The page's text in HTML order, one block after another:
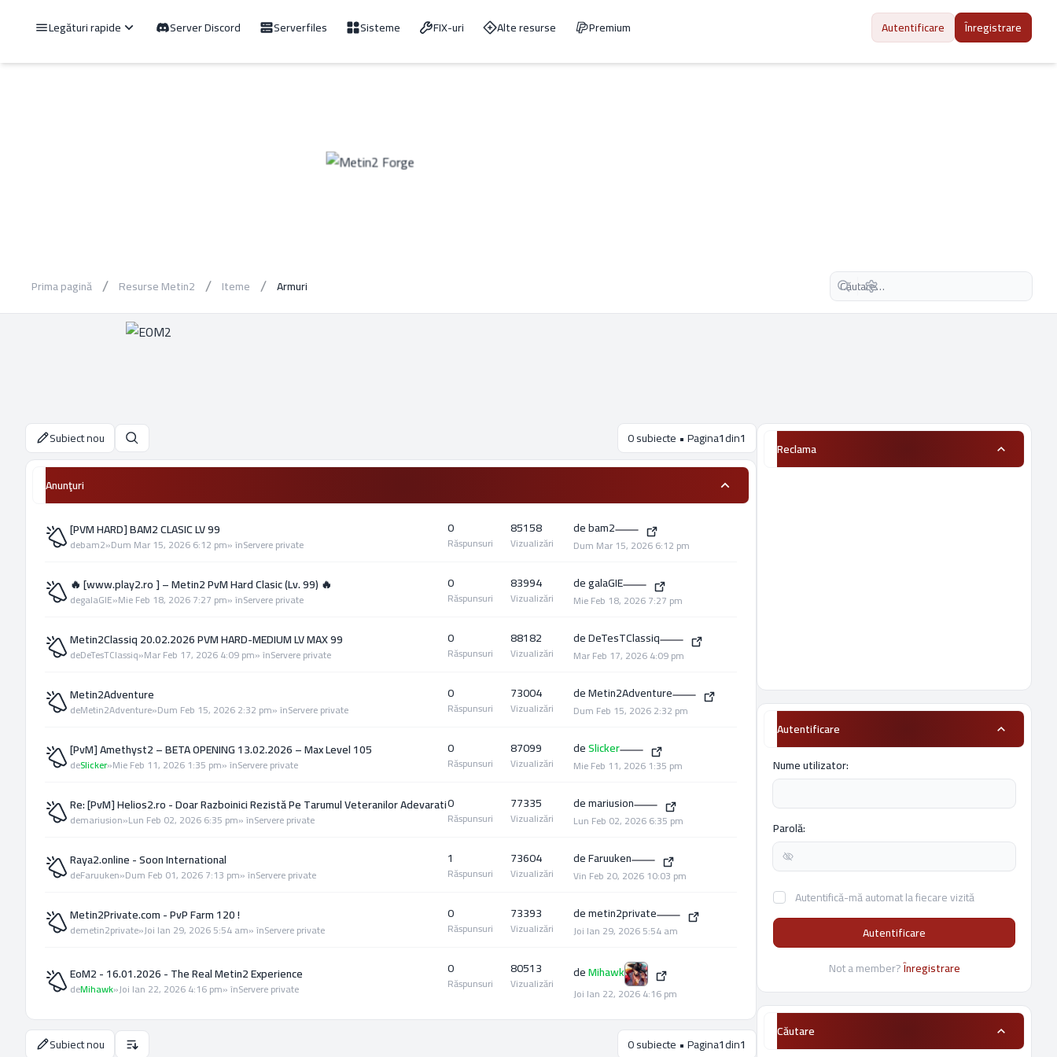
Legături rapide Server Discord Serverfiles Sisteme FIX-uri Alte resurse Premium Autentificare Înregistrare
Prima pagină Resurse Metin2 Iteme Armuri Căutare avansată
Subiect nou Căutare 0 subiecte • Pagina1din1
Anunţuri
[PVM HARD] BAM2 CLASIC LV 99
debam2»Dum Mar 15, 2026 6:12 pm» înServere private
0
Răspunsuri
85158
Vizualizări
debam2
Dum Mar 15, 2026 6:12 pm
🔥 [www.play2.ro ] – Metin2 PvM Hard Clasic (Lv. 99) 🔥
degalaGIE»Mie Feb 18, 2026 7:27 pm» înServere private
0
Răspunsuri
83994
Vizualizări
degalaGIE
Mie Feb 18, 2026 7:27 pm
Metin2Classiq 20.02.2026 PVM HARD-MEDIUM LV MAX 99
deDeTesTClassiq»Mar Feb 17, 2026 4:09 pm» înServere private
0
Răspunsuri
88182
Vizualizări
deDeTesTClassiq
Mar Feb 17, 2026 4:09 pm
Metin2Adventure
deMetin2Adventure»Dum Feb 15, 2026 2:32 pm» înServere private
0
Răspunsuri
73004
Vizualizări
deMetin2Adventure
Dum Feb 15, 2026 2:32 pm
[PvM] Amethyst2 – BETA OPENING 13.02.2026 – Max Level 105
deSlicker»Mie Feb 11, 2026 1:35 pm» înServere private
0
Răspunsuri
87099
Vizualizări
deSlicker
Mie Feb 11, 2026 1:35 pm
Re: [PvM] Helios2.ro - Doar Razboinici Rezistă Pe Tarumul Veteranilor Adevarati
demariusion»Lun Feb 02, 2026 6:35 pm» înServere private
0
Răspunsuri
77335
Vizualizări
demariusion
Lun Feb 02, 2026 6:35 pm
Raya2.online - Soon International
deFaruuken»Dum Feb 01, 2026 7:13 pm» înServere private
1
Răspunsuri
73604
Vizualizări
deFaruuken
Vin Feb 20, 2026 10:03 pm
Metin2Private.com - PvP Farm 120 !
demetin2private»Joi Ian 29, 2026 5:54 am» înServere private
0
Răspunsuri
73393
Vizualizări
demetin2private
Joi Ian 29, 2026 5:54 am
EoM2 - 16.01.2026 - The Real Metin2 Experience
deMihawk»Joi Ian 22, 2026 4:16 pm» înServere private
0
Răspunsuri
80513
Vizualizări
deMihawk
Joi Ian 22, 2026 4:16 pm
Subiect nou Opţiuni de sortare şi afişare. 0 subiecte • Pagina1din1
Reclama
Autentificare
Nume utilizator:
Parolă:
Autentifică-mă automat la fiecare vizită
Autentificare
Not a member?Înregistrare
Căutare